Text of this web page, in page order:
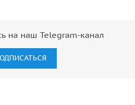
на наш Telegram-канал